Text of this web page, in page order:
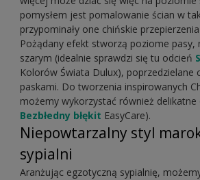
pomysłem jest pomalowanie ścian w
przypominały one chińskie
Pożądany efekt stworzą poziome pasy,
szarym (idealnie sprawdzi się tu odcień
Kolorów Świata Dulux), poprzedzielane
paskami. Do tworzenia inspirowanych
możemy wykorzystać również delikatne
Bezbłedny błękit EasyCare).
Niepowtarzalny styl
sypialni
Aranżując egzotyczną sypialnię,